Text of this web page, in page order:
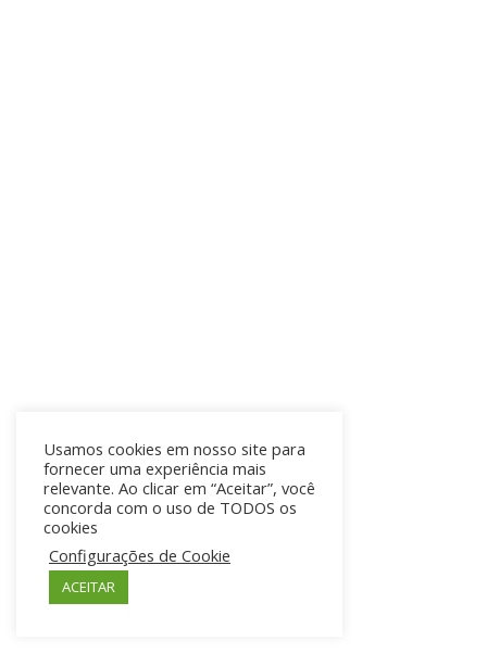
Usamos cookies em nosso site para
fornecer uma experiência mais
relevante. Ao clicar em “Aceitar”, você
concorda com o uso de TODOS os
cookies
Configurações de Cookie
ACEITAR